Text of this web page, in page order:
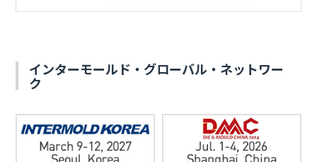
インターモールド・グローバル・ネットワー
ク